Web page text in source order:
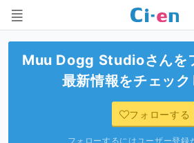
Muu Dogg Studioさんを
最新情報をチェック
フォローする
フォローするにはユーザー登録